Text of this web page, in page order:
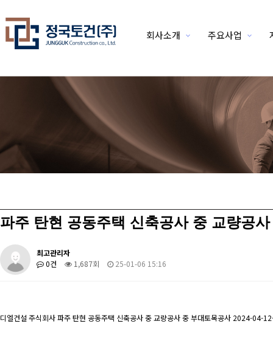
회사소개 주요사업
파주 탄현 공동주택 신축공사 중 교량공
최고관리자
0건
1,687회 25-01-06 15:16
디엘건설 주식회사 파주 탄현 공동주택 신축공사 중 교량공사 중 부대토목공사 2024-04-